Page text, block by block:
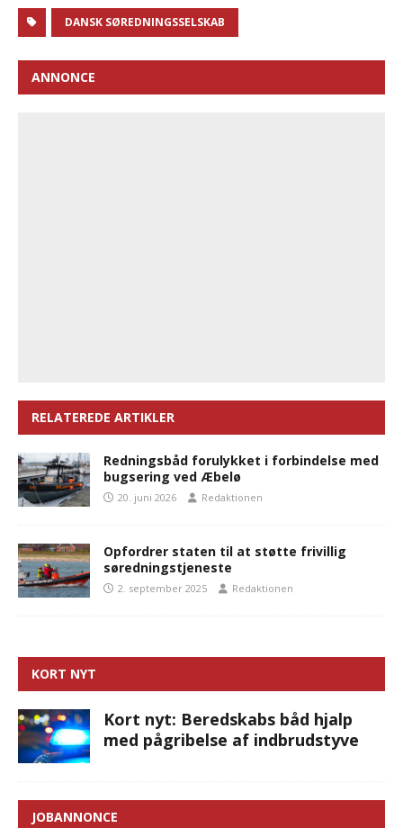
DANSK SØREDNINGSSELSKAB
ANNONCE
RELATEREDE ARTIKLER
Redningsbåd forulykket i forbindelse med
bugsering ved Æbelø
20. juni 2026 Redaktionen
Opfordrer staten til at støtte frivillig
søredningstjeneste
2. september 2025 Redaktionen
KORT NYT
Kort nyt: Beredskabs båd hjalp
med pågribelse af indbrudstyve
JOBANNONCE